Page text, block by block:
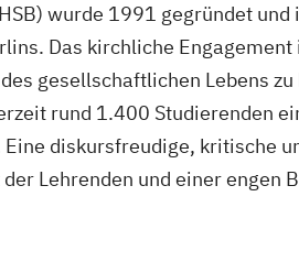
wurde 1991 gegründet
Das kirchliche
gesellschaftlichen Lebens
rund 1.400 Studierenden
diskursfreudige, kritische
Lehrenden und einer engen